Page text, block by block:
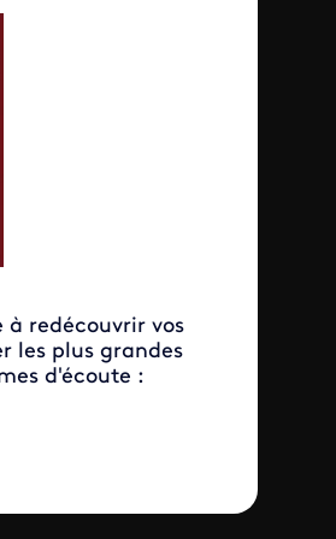
à redécouvrir vos
les plus grandes
d'écoute :